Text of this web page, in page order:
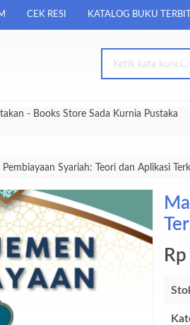
CEK RESI KATALOG BUKU TERBIT
- Books Store Sada Kurnia Pustaka
Syariah: Teori dan Aplikasi